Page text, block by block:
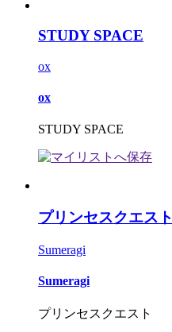
STUDY SPACE
ox
ox
STUDY SPACE
プリンセスクエスト
Sumeragi
Sumeragi
プリンセスクエスト